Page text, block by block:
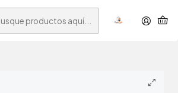
Este es el texto del slide
Kit de velas de demostración